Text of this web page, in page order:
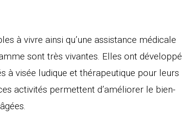
à vivre ainsi qu’une assistance médicale
sont très vivantes. Elles ont développé
à visée ludique et thérapeutique pour leurs
activités permettent d’améliorer le bien-